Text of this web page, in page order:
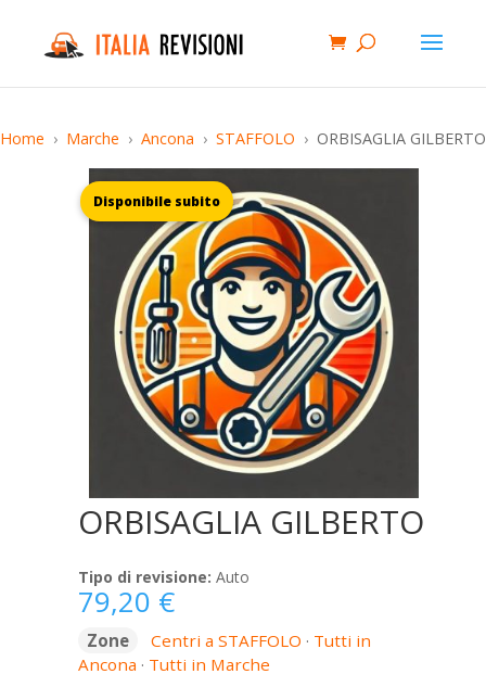
Home Marche Ancona STAFFOLO ORBISAGLIA GILBERTO
ORBISAGLIA GILBERTO
Tipo di revisione: Auto
79,20 €
Zone Centri a STAFFOLO · Tutti in
Ancona · Tutti in Marche